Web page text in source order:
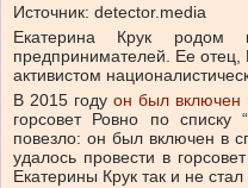
Источник: detector.media
Екатерина Крук
предпринимателей. Ее отец,
активистом
В 2015 году он был включен
горсовет Ровно по
повезло: он был включен в
удалось провести в
Екатерины Крук так и не